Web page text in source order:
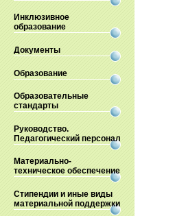
Инклюзивное
образование
Документы
Образование
Образовательные
стандарты
Руководство.
Педагогический персонал
Материально-
техническое обеспечение
Стипендии и иные виды
материальной поддержки